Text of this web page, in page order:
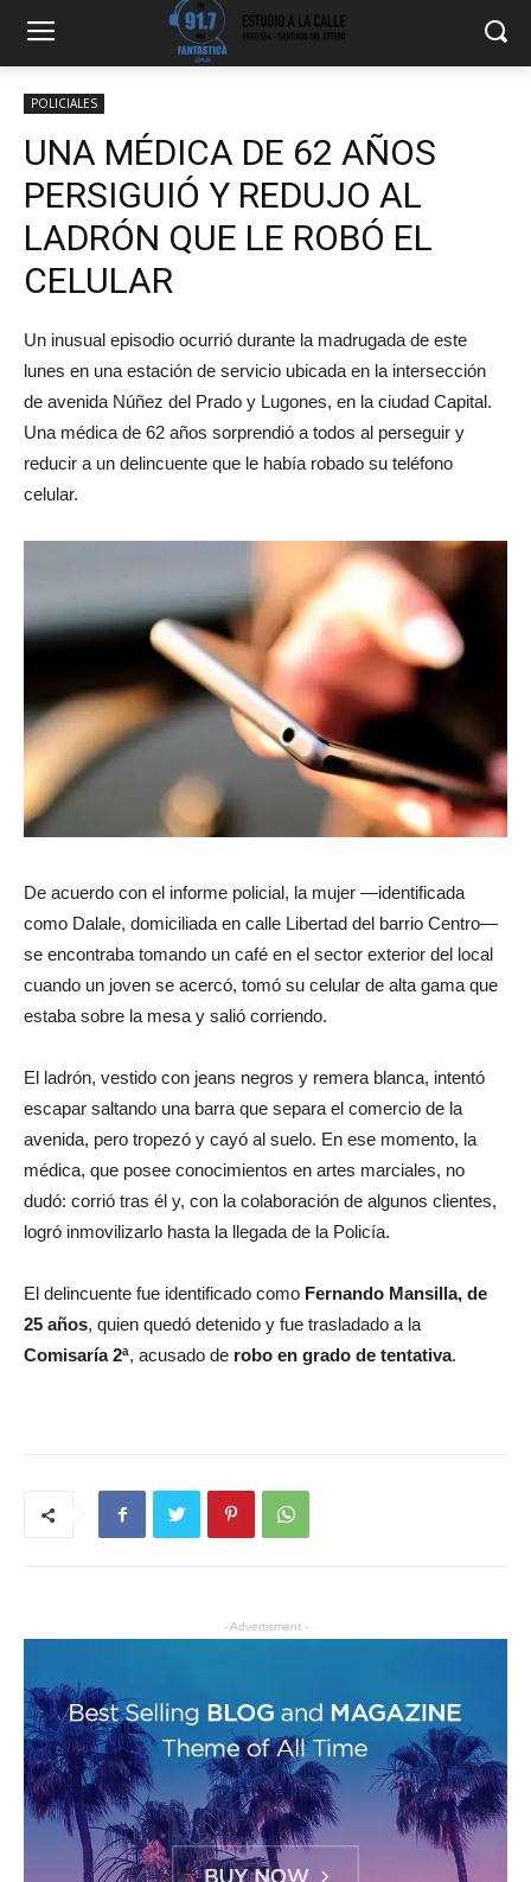
POLICIALES
UNA MÉDICA DE 62 AÑOS
PERSIGUIÓ Y REDUJO AL
LADRÓN QUE LE ROBÓ EL
CELULAR
Un inusual episodio ocurrió durante la madrugada de este
lunes en una estación de servicio ubicada en la intersección
de avenida Núñez del Prado y Lugones, en la ciudad Capital.
Una médica de 62 años sorprendió a todos al perseguir y
reducir a un delincuente que le había robado su teléfono
celular.
De acuerdo con el informe policial, la mujer —identificada
como Dalale, domiciliada en calle Libertad del barrio Centro—
se encontraba tomando un café en el sector exterior del local
cuando un joven se acercó, tomó su celular de alta gama que
estaba sobre la mesa y salió corriendo.
El ladrón, vestido con jeans negros y remera blanca, intentó
escapar saltando una barra que separa el comercio de la
avenida, pero tropezó y cayó al suelo. En ese momento, la
médica, que posee conocimientos en artes marciales, no
dudó: corrió tras él y, con la colaboración de algunos clientes,
logró inmovilizarlo hasta la llegada de la Policía.
El delincuente fue identificado como Fernando Mansilla, de
25 años, quien quedó detenido y fue trasladado a la
Comisaría 2ª, acusado de robo en grado de tentativa.
- Advertisment -